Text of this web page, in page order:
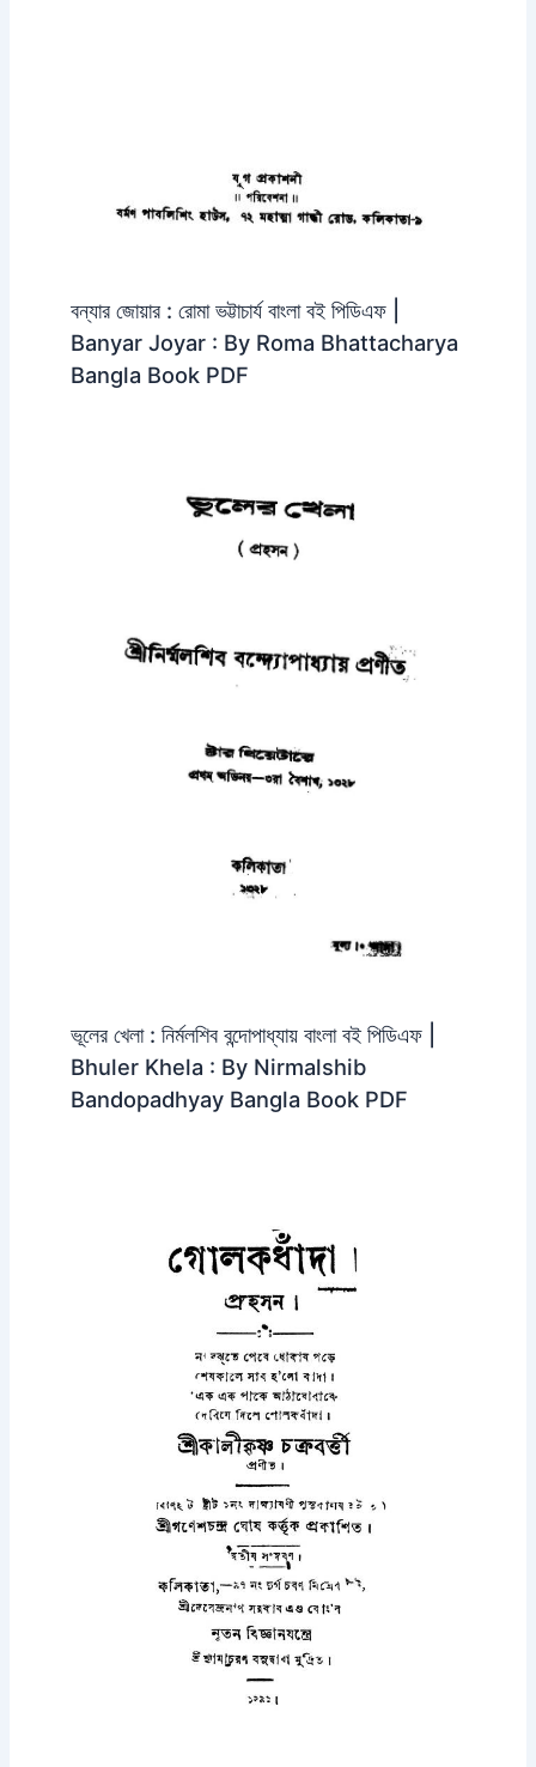
বন্যার জোয়ার : রোমা ভট্টাচার্য বাংলা বই পিডিএফ |
Banyar Joyar : By Roma Bhattacharya
Bangla Book PDF
ভূলের খেলা : নির্মলশিব বন্দোপাধ্যায় বাংলা বই পিডিএফ |
Bhuler Khela : By Nirmalshib
Bandopadhyay Bangla Book PDF